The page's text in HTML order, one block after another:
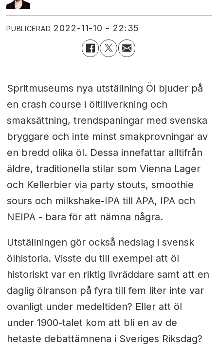
PUBLICERAD 2022-11-10 - 22:35
Spritmuseums nya utställning Öl bjuder på
en crash course i öltillverkning och
smaksättning, trendspaningar med svenska
bryggare och inte minst smakprovningar av
en bredd olika öl. Dessa innefattar alltifrån
äldre, traditionella stilar som Vienna Lager
och Kellerbier via party stouts, smoothie
sours och milkshake-IPA till APA, IPA och
NEIPA - bara för att nämna några.
Utställningen gör också nedslag i svensk
ölhistoria. Visste du till exempel att öl
historiskt var en riktig livräddare samt att en
daglig ölranson på fyra till fem liter inte var
ovanligt under medeltiden? Eller att öl
under 1900-talet kom att bli en av de
hetaste debattämnena i Sveriges Riksdag?